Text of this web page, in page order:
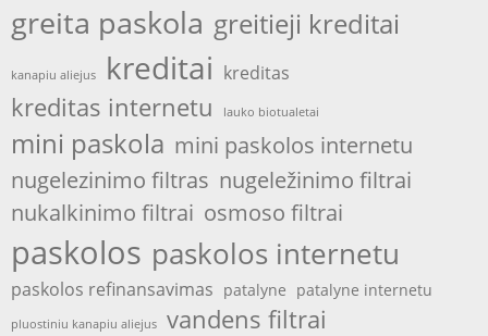
greita paskola greitieji kreditai
kanapiu aliejus kreditai kreditas
kreditas internetu lauko biotualetai
mini paskola mini paskolos internetu
nugelezinimo filtras nugeležinimo filtrai
nukalkinimo filtrai osmoso filtrai
paskolos paskolos internetu
paskolos refinansavimas patalyne patalyne internetu
pluostiniu kanapiu aliejus vandens filtrai